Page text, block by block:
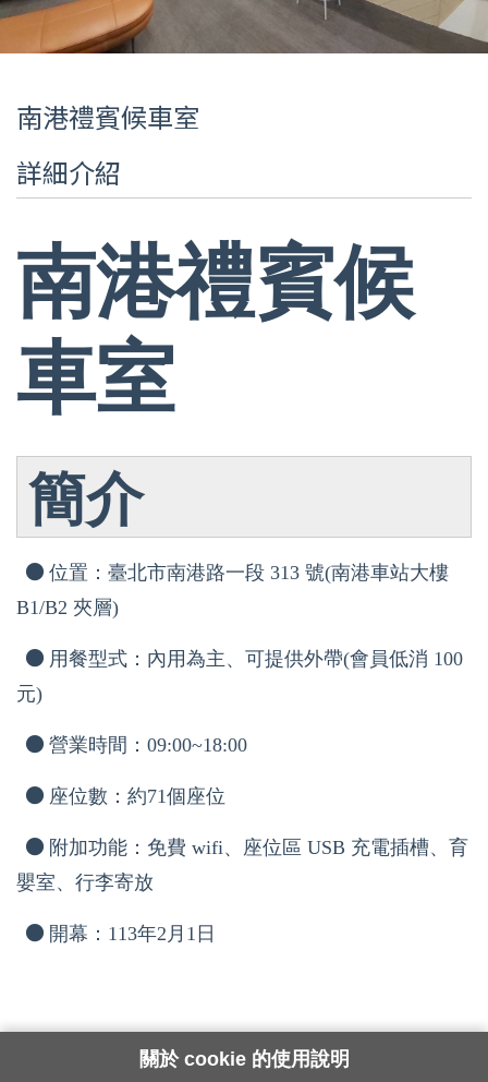
南港禮賓候車室
詳細介紹
南港禮賓候
車室
簡介
● 位置：臺北市南港路一段 313 號(南港車站大樓
B1/B2 夾層)
● 用餐型式：內用為主、可提供外帶(會員低消 100
元)
● 營業時間：09:00~18:00
● 座位數：約71個座位
● 附加功能：免費 wifi、座位區 USB 充電插槽、育
嬰室、行李寄放
● 開幕：113年2月1日
關於 cookie 的使用說明